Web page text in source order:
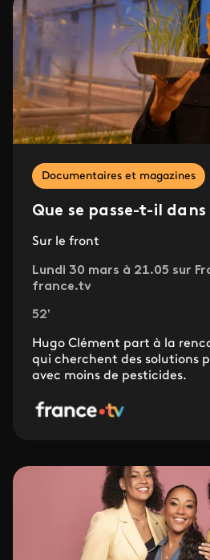
Documentaires et magazines
Que se passe-t-il
Sur le front
Lundi 30 mars à 21.05 sur
france.tv
52'
Hugo Clément part à la
qui cherchent des solutions
avec moins de pesticides.